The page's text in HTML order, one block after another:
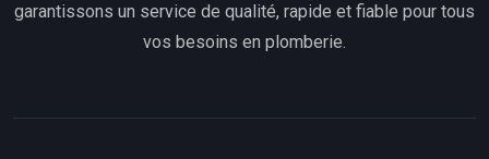
garantissons un service de qualité, rapide et fiable pour tous
vos besoins en plomberie.